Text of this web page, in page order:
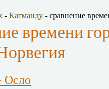
- Катманду - сравнение
времени
Осло